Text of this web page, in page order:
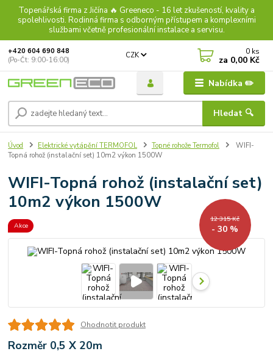
Topenářská firma z Jičína 🔥 Greeneco - 16 let zkušeností, kvality a
spolehlivosti. Rodinná firma s odborným přístupem a komplexními
službami včetně profesionální instalace a servisu.
Nabídka ✏️
CZK
Hledat 🔍
+420 604 690 848
(Po-Čt: 9:00-16:00)
0 ks
za 0,00 Kč
Úvod Elektrické vytápění TERMOFOL Topné rohože Termofol
WIFI-
Topná rohož (instalační set) 10m2 výkon 1500W
WIFI-Topná rohož (instalační set)
10m2 výkon 1500W
Akce
12 315 Kč
- 30 %
Ohodnotit produkt
Rozměr 0,5 X 20m